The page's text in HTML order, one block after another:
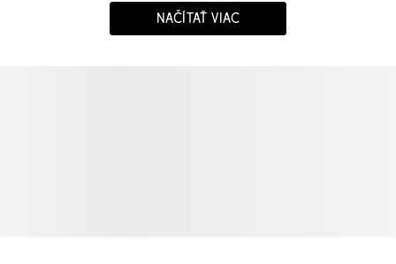
NAČÍTAŤ VIAC